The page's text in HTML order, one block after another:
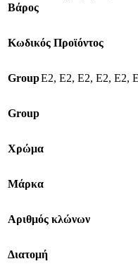
Βάρος
Κωδικός Προϊόντος
GroupE2, E2, E2, E2, E2,
Group
Χρώμα
Μάρκα
Αριθμός κλώνων
Διατομή